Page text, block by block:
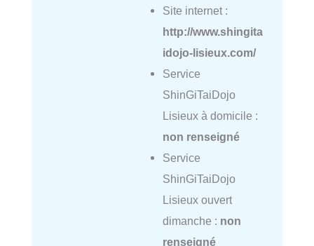
Site internet :
http://www.shingita
idojo-lisieux.com/
Service
ShinGiTaiDojo
Lisieux à domicile :
non renseigné
Service
ShinGiTaiDojo
Lisieux ouvert
dimanche : non
renseigné